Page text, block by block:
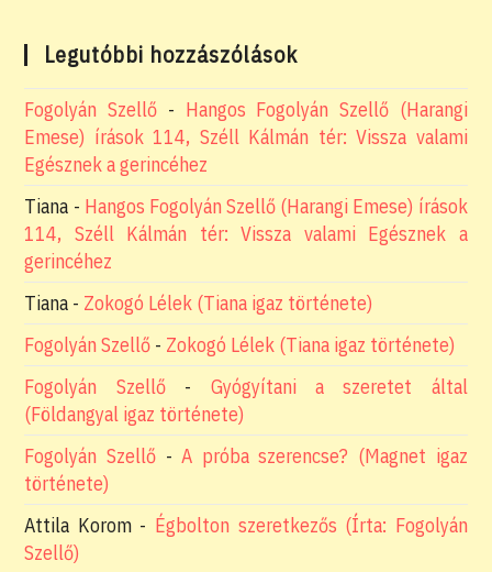
Legutóbbi hozzászólások
Fogolyán Szellő - Hangos Fogolyán Szellő (Harangi
Emese) írások 114, Széll Kálmán tér: Vissza valami
Egésznek a gerincéhez
Tiana - Hangos Fogolyán Szellő (Harangi Emese) írások
114, Széll Kálmán tér: Vissza valami Egésznek a
gerincéhez
Tiana - Zokogó Lélek (Tiana igaz története)
Fogolyán Szellő - Zokogó Lélek (Tiana igaz története)
Fogolyán Szellő- Gyógyítani a szeretet által
(Földangyal igaz története)
Fogolyán Szellő -A próba szerencse? (Magnet igaz
története)
Attila Korom- Égbolton szeretkezős (Írta: Fogolyán
Szellő)